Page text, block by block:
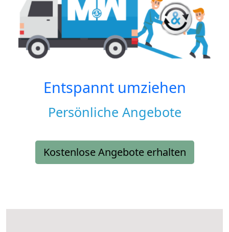
Entspannt umziehen
Persönliche Angebote
Kostenlose Angebote erhalten